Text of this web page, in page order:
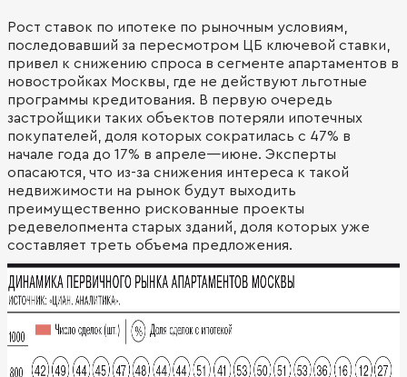
Рост ставок по ипотеке по рыночным условиям,
последовавший за пересмотром ЦБ ключевой ставки,
привел к снижению спроса в сегменте апартаментов в
новостройках Москвы, где не действуют льготные
программы кредитования. В первую очередь
застройщики таких объектов потеряли ипотечных
покупателей, доля которых сократилась с 47% в
начале года до 17% в апреле—июне. Эксперты
опасаются, что из-за снижения интереса к такой
недвижимости на рынок будут выходить
преимущественно рискованные проекты
редевелопмента старых зданий, доля которых уже
составляет треть объема предложения.